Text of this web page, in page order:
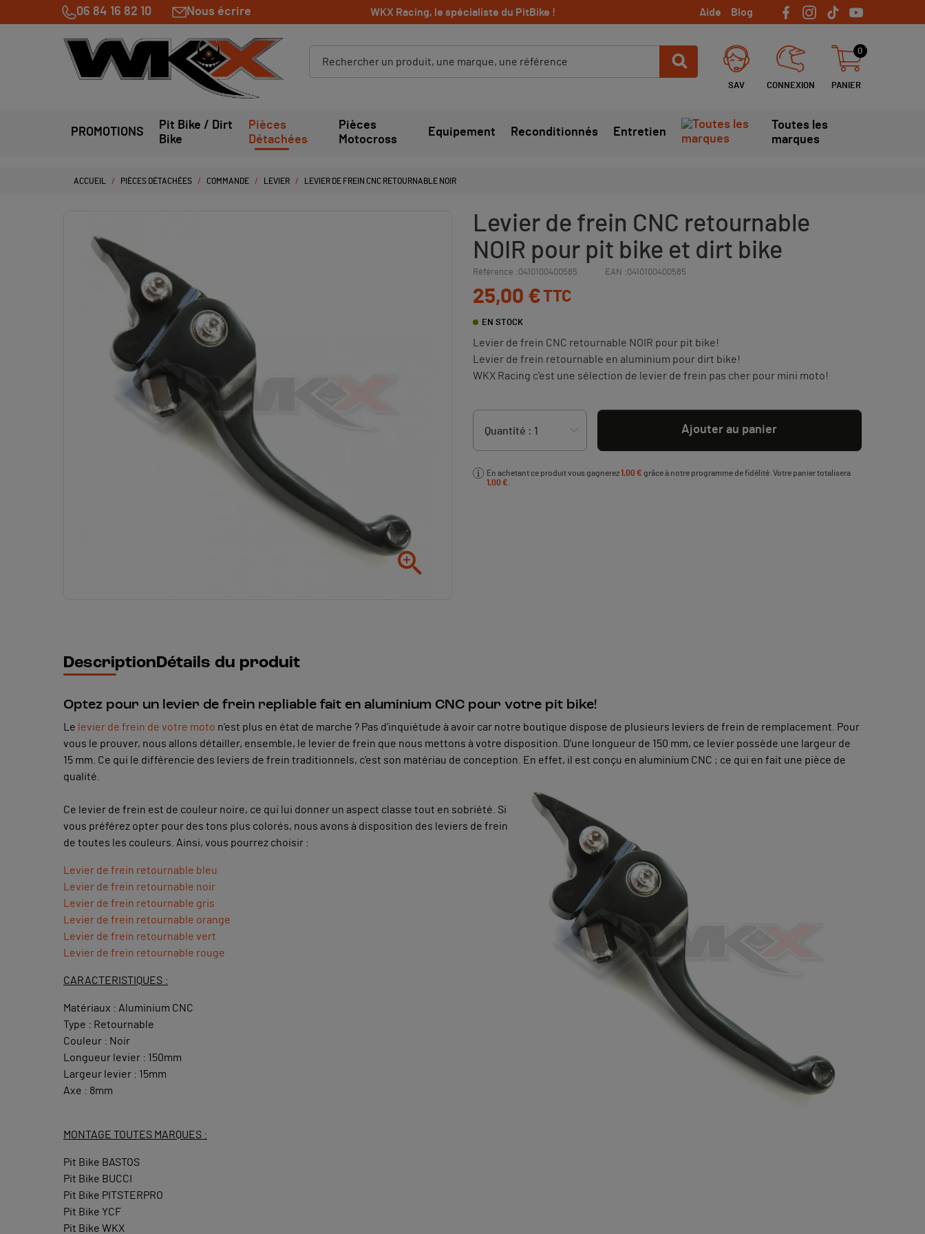
06 84 16 82 10 Nous écrire WKX Racing, le spécialiste du PitBike ! Aide Blog
SAV CONNEXION PANIER
0
PROMOTIONS
Pit Bike / Dirt
Bike
Pièces
Détachées
Pièces
Motocross
Equipement Reconditionnés Entretien
Toutes les
marques
ACCUEIL PIÈCES DÉTACHÉES COMMANDE LEVIER LEVIER DE FREIN CNC RETOURNABLE NOIR

Levier de frein CNC retournable
NOIR pour pit bike et dirt bike
Référence :0410100400585 EAN :0410100400585
25,00 €TTC
EN STOCK
Levier de frein CNC retournable NOIR pour pit bike!
Levier de frein retournable en aluminium pour dirt bike!
WKX Racing c'est une sélection de levier de frein pas cher pour mini moto!
Ajouter au panier
En achetant ce produit vous gagnerez1,00 € grâce à notre programme de fidélité. Votre panier totalisera
1,00 €
DescriptionDétails du produit
Optez pour un levier de frein repliable fait en aluminium CNC pour votre pit bike!
Le levier de frein de votre moto n’est plus en état de marche ? Pas d’inquiétude à avoir car notre boutique dispose de plusieurs leviers de frein de remplacement. Pour
vous le prouver, nous allons détailler, ensemble, le levier de frein que nous mettons à votre disposition. D’une longueur de 150 mm, ce levier possède une largeur de
15 mm. Ce qui le différencie des leviers de frein traditionnels, c’est son matériau de conception. En effet, il est conçu en aluminium CNC ; ce qui en fait une pièce de
qualité.
Ce levier de frein est de couleur noire, ce qui lui donner un aspect classe tout en sobriété. Si
vous préférez opter pour des tons plus colorés, nous avons à disposition des leviers de frein
de toutes les couleurs. Ainsi, vous pourrez choisir :
Levier de frein retournable bleu
Levier de frein retournable noir
Levier de frein retournable gris
Levier de frein retournable orange
Levier de frein retournable vert
Levier de frein retournable rouge
CARACTERISTIQUES :
Matériaux : Aluminium CNC
Type : Retournable
Couleur : Noir
Longueur levier : 150mm
Largeur levier : 15mm
Axe : 8mm
MONTAGE TOUTES MARQUES :
Pit Bike BASTOS
Pit Bike BUCCI
Pit Bike PITSTERPRO
Pit Bike YCF
Pit Bike WKX